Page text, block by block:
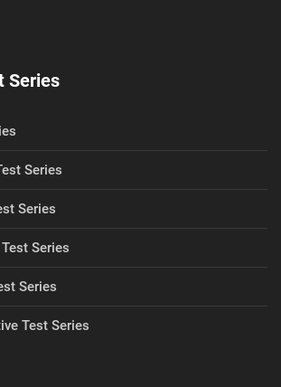
Series
Series
Series
Series
Series
Test Series